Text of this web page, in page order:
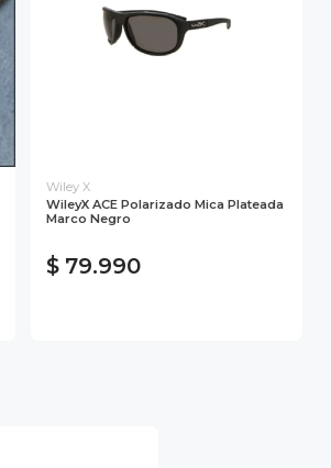
Wiley X
WileyX ACE Polarizado Mica Plateada
Marco Negro
$ 79.990